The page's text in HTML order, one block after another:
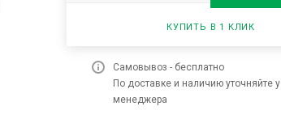
КУПИТЬ В 1 КЛИК
Самовывоз - бесплатно
По доставке и наличию уточняйте у
менеджера